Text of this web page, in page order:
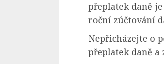
přeplatek daně
roční zúčtování
Nepřicházejte o
přeplatek daně a